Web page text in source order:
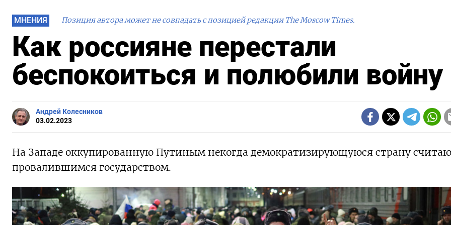
МНЕНИЯ Позиция автора может не совпадать с позицией редакции The Moscow Times.
Как россияне перестали
беспокоиться и полюбили войну
Андрей Колесников
03.02.2023
Hа Западе оккупированную Путиным некогда демократизирующуюся страну
провалившимся государством.